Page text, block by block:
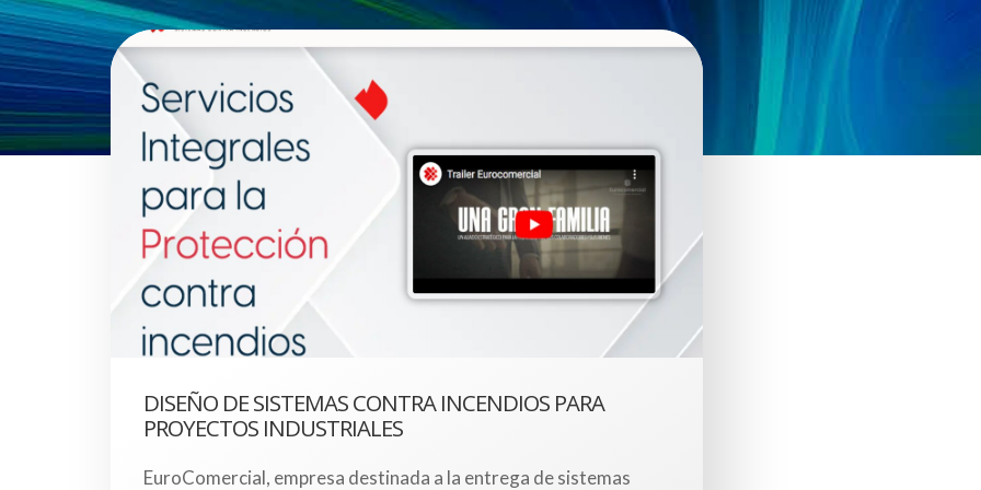
DISEÑO DE SISTEMAS CONTRA INCENDIOS PARA
PROYECTOS INDUSTRIALES
EuroComercial, empresa destinada a la entrega de sistemas